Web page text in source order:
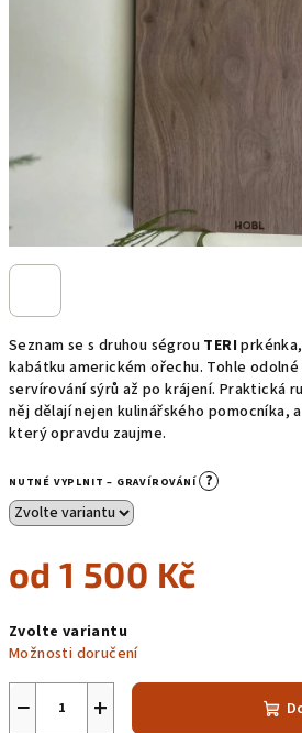
Seznam se s druhou ségrou TERI
kabátku americkém ořechu. Tohle
servírování sýrů až po krájení. Praktická
něj dělají nejen kulinářského pomocníka,
který opravdu zaujme.
NUTNÉ VYPLNIT – GRAVÍROVÁNÍ ?
od1 500 Kč
cena:
Zvolte variantu
Možnosti doručení
+
−